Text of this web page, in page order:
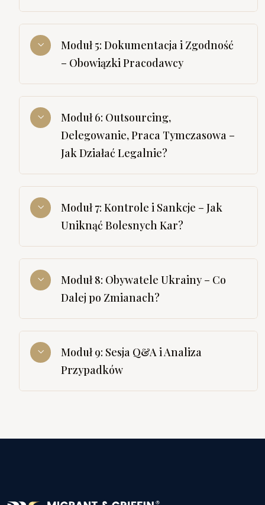
Moduł 5: Dokumentacja i Zgodność
– Obowiązki Pracodawcy
Moduł 6: Outsourcing,
Delegowanie, Praca Tymczasowa –
Jak Działać Legalnie?
Moduł 7: Kontrole i Sankcje – Jak
Uniknąć Bolesnych Kar?
Moduł 8: Obywatele Ukrainy – Co
Dalej po Zmianach?
Moduł 9: Sesja Q&A i Analiza
Przypadków